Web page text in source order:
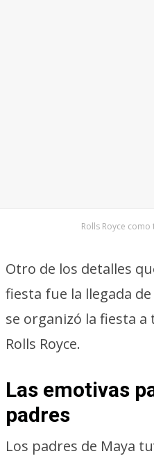
Rolls Royce
Otro de los detalles
fiesta fue la llegada
se organizó la fiesta
Rolls Royce.
Las emotivas
padres
Los padres de Maya